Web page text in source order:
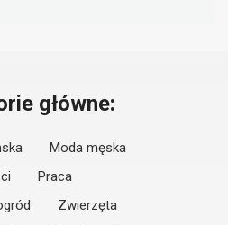
główne:
Moda męska
Praca
Zwierzęta